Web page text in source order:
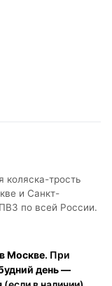
коляска-трость
и Санкт-
по всей России.
Москве. При
день —